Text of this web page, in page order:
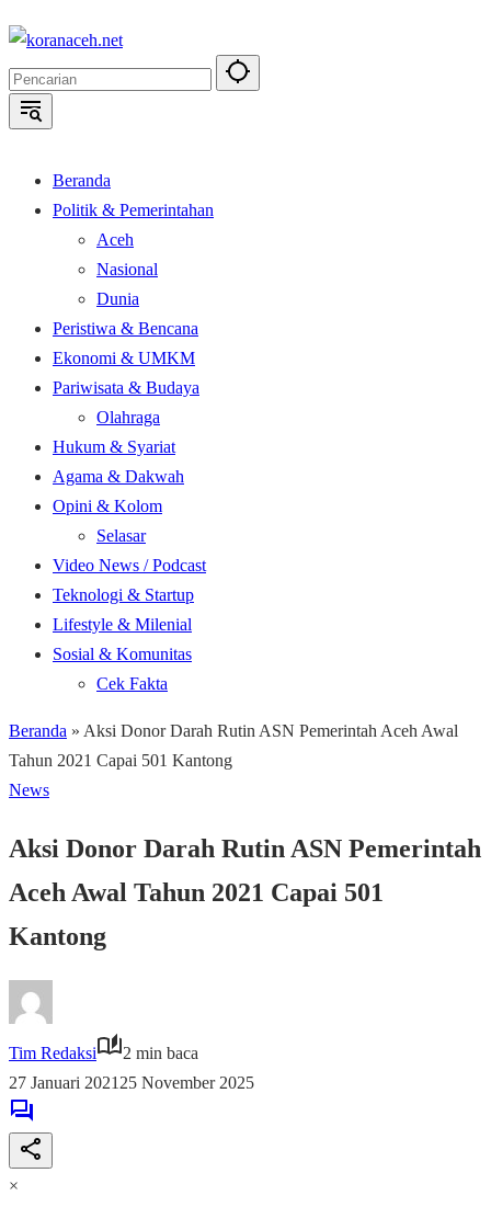
Langsung
konten
Beranda
Politik & Pemerintahan
Aceh
Nasional
Dunia
Peristiwa & Bencana
Ekonomi & UMKM
Pariwisata & Budaya
Olahraga
Hukum & Syariat
Agama & Dakwah
Opini & Kolom
Selasar
Video News / Podcast
Teknologi & Startup
Lifestyle & Milenial
Sosial & Komunitas
Cek Fakta
Beranda » Aksi Donor Darah Rutin ASN Pemerintah Aceh Awal
Tahun 2021 Capai 501 Kantong
News
Aksi Donor Darah Rutin ASN Pemerintah
Aceh Awal Tahun 2021 Capai 501
Kantong
Tim Redaksi
2 min baca
27 Januari 2021 25 November 2025
×